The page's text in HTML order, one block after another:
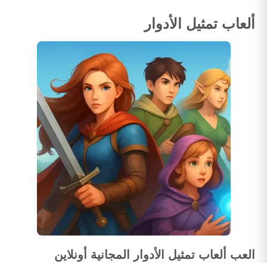
ألعاب تمثيل الأدوار
العب ألعاب تمثيل الأدوار المجانية أونلاين